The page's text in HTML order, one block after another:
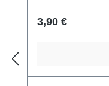
Regulärer Preis:
3,90 €